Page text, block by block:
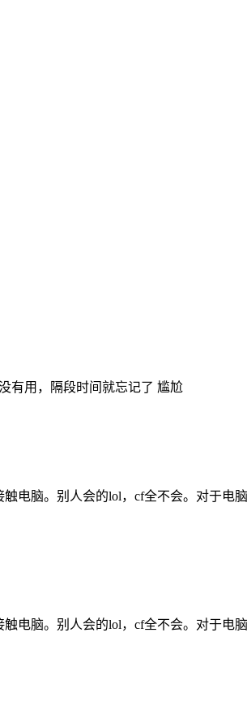
有用，隔段时间就忘记了 尴尬
电脑。别人会的lol，cf全不会。对于
电脑。别人会的lol，cf全不会。对于